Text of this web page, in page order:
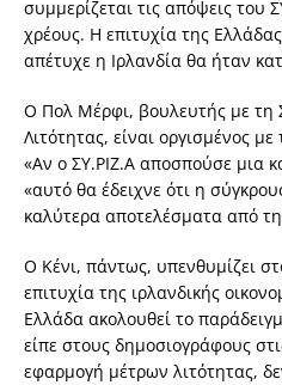
συμμερίζεται τις απόψεις του
χρέους. Η επιτυχία της
απέτυχε η Ιρλανδία θα ήταν
Ο Πολ Μέρφι, βουλευτής με τη
Λιτότητας, είναι οργισμένος
«Αν ο ΣΥ.ΡΙΖ.Α αποσπούσε μια
«αυτό θα έδειχνε ότι η
καλύτερα αποτελέσματα από
Ο Κένι, πάντως, υπενθυμίζει
επιτυχία της ιρλανδικής
Ελλάδα ακολουθεί το
είπε στους δημοσιογράφους
εφαρμογή μέτρων λιτότητας,